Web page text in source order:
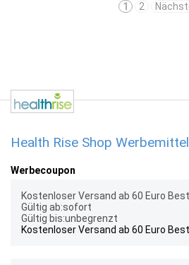
1 2
Health Rise Shop
Werbecoupon
Kostenloser Versand ab 60 Euro
Gültig ab:sofort
Gültig bis:unbegrenzt
Kostenloser Versand ab 60 Euro